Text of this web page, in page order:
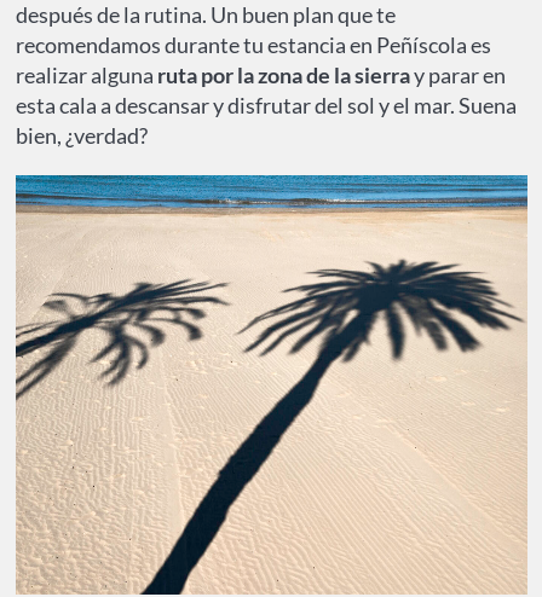
después de la rutina. Un buen plan que te
recomendamos durante tu estancia en Peñíscola es
realizar alguna ruta por la zona de la sierray parar en
esta cala a descansar y disfrutar del sol y el mar. Suena
bien, ¿verdad?